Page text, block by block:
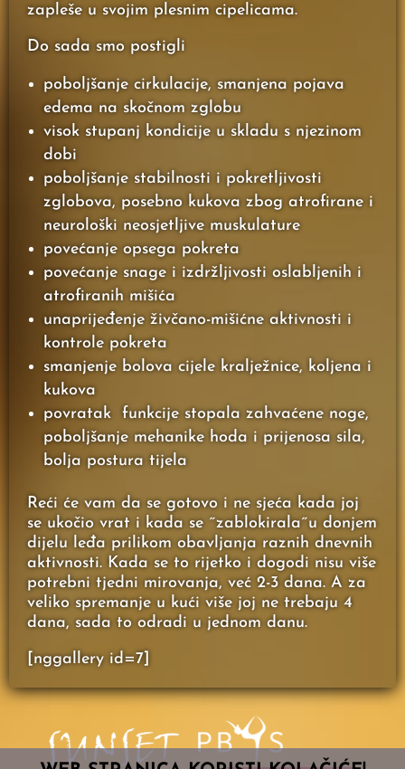
zapleše u svojim plesnim cipelicama.
Do sada smo postigli
poboljšanje cirkulacije, smanjena pojava
edema na skočnom zglobu
visok stupanj kondicije u skladu s njezinom
dobi
poboljšanje stabilnosti i pokretljivosti
zglobova, posebno kukova zbog atrofirane i
neurološki neosjetljive muskulature
povećanje opsega pokreta
povećanje snage i izdržljivosti oslabljenih i
atrofiranih mišića
unaprijeđenje živčano-mišićne aktivnosti i
kontrole pokreta
smanjenje bolova cijele kralježnice, koljena i
kukova
povratak funkcije stopala zahvaćene noge,
poboljšanje mehanike hoda i prijenosa sila,
bolja postura tijela
Reći će vam da se gotovo i ne sjeća kada joj
se ukočio vrat i kada se ˝zablokirala˝u donjem
dijelu leđa prilikom obavljanja raznih dnevnih
aktivnosti. Kada se to rijetko i dogodi nisu više
potrebni tjedni mirovanja, već 2-3 dana. A za
veliko spremanje u kući više joj ne trebaju 4
dana, sada to odradi u jednom danu.
[nggallery id=7]